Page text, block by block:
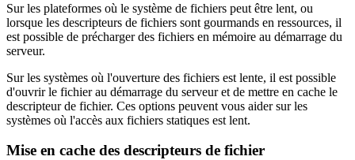
Sur les plateformes où le système de fichiers peut être lent, ou
lorsque les descripteurs de fichiers sont gourmands en ressources, il
est possible de précharger des fichiers en mémoire au démarrage du
serveur.
Sur les systèmes où l'ouverture des fichiers est lente, il est possible
d'ouvrir le fichier au démarrage du serveur et de mettre en cache le
descripteur de fichier. Ces options peuvent vous aider sur les
systèmes où l'accès aux fichiers statiques est lent.
Mise en cache des descripteurs de fichier